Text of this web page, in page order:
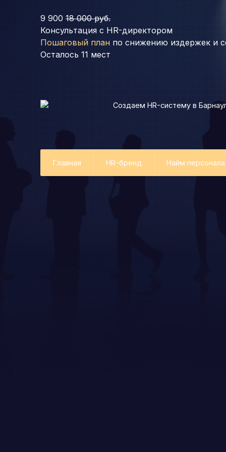
9 900 18 000 руб.
Консультация с HR-директором
Пошаговый план по снижению издержек и
Осталось 11 мест
Создаем HR-систему в
Главная HR-бренд Найм персонала